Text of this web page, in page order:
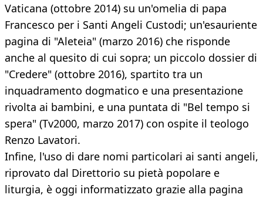
Vaticana (ottobre 2014) su un'omelia di papa
Francesco per i Santi Angeli Custodi; un'esauriente
pagina di "Aleteia" (marzo 2016) che risponde
anche al quesito di cui sopra; un piccolo dossier di
"Credere" (ottobre 2016), spartito tra un
inquadramento dogmatico e una presentazione
rivolta ai bambini, e una puntata di "Bel tempo si
spera" (Tv2000, marzo 2017) con ospite il teologo
Renzo Lavatori.
Infine, l'uso di dare nomi particolari ai santi angeli,
riprovato dal Direttorio su pietà popolare e
liturgia, è oggi informatizzato grazie alla pagina